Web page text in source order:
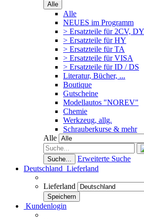
Alle
Alle
NEUES im Programm
> Ersatzteile für 2CV,
> Ersatzteile für HY
> Ersatzteile für TA
> Ersatzteile für VISA
> Ersatzteile für ID / DS
Literatur, Bücher, ...
Boutique
Gutscheine
Modellautos "NOREV"
Chemie
Werkzeug, allg.
Schrauberkurse & mehr
Alle
Suche...
Erweiterte Suche
Deutschland Lieferland
Lieferland
Kundenlogin